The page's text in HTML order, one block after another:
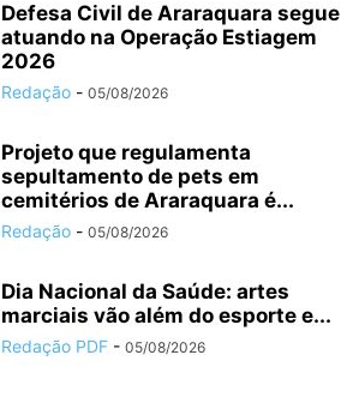
Defesa Civil de Araraquara segue
atuando na Operação Estiagem
2026
Redação - 05/08/2026
Projeto que regulamenta
sepultamento de pets em
cemitérios de Araraquara é...
Redação - 05/08/2026
Dia Nacional da Saúde: artes
marciais vão além do esporte e...
Redação PDF - 05/08/2026